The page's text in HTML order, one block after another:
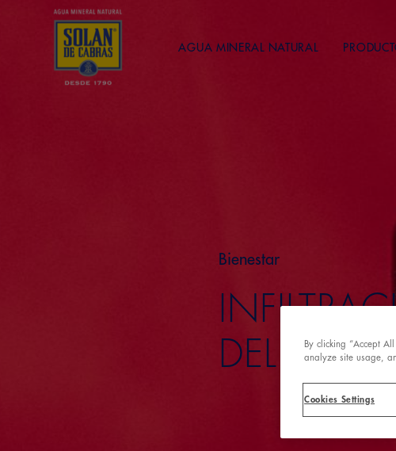
AGUA MINERAL NATURAL
Bienestar
DEL
By clicking “Accept
analyze site usage,
Cookies Settings